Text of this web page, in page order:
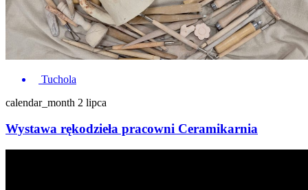
Tuchola
calendar_month 2 lipca
Wystawa rękodzieła pracowni Ceramikarnia